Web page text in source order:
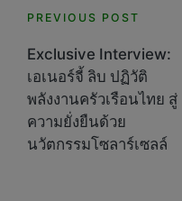
Post
navigation
PREVIOUS POST
Exclusive Interview:
เอเนอร์จี้ ลิบ ปฏิวัติ
พลังงานครัวเรือนไทย สู่
ความยั่งยืนด้วย
นวัตกรรมโซลาร์เซลล์